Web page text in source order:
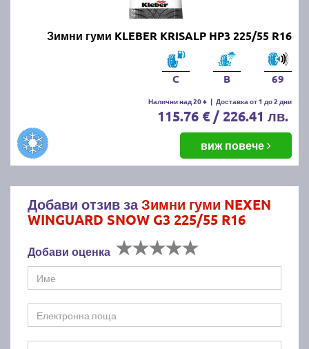
Зимни гуми KLEBER KRISALP HP3 225/55 R16
C B 69
Налични над 20 + | Доставка от 1 до 2 дни
115.76 € / 226.41 лв.
виж повече
Добави отзив заЗимни гуми NEXEN
WINGUARD SNOW G3 225/55 R16
Добави оценка